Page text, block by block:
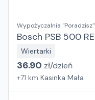
Wypożyczalnia "Poradzisz"
Bosch PSB 500 RE
Wiertarki
36.90 zł/dzień
+71 km Kasinka Mała